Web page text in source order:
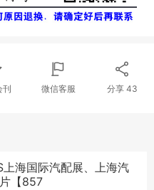
刊 微信客服 分享 43
海国际汽配展、上海汽
【857